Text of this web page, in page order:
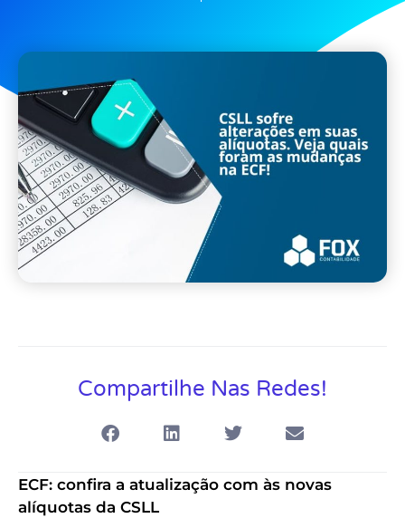
Compartilhe Nas Redes!
ECF: confira a atualização com às novas
alíquotas da CSLL